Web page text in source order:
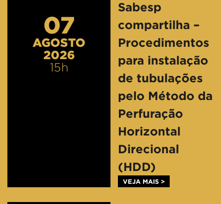
07
AGOSTO
2026
15h
Sabesp
compartilha –
Procedimentos
para instalação
de tubulações
pelo Método da
Perfuração
Horizontal
Direcional
(HDD)
VEJA MAIS >